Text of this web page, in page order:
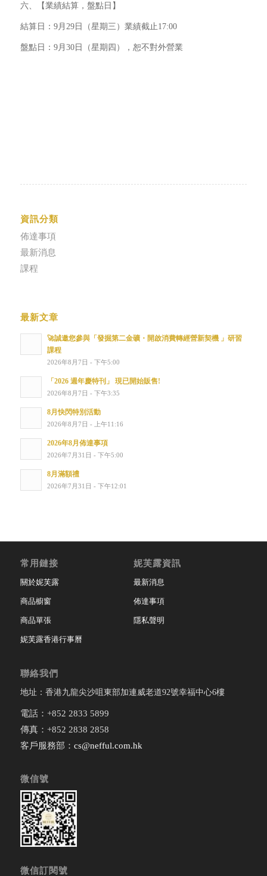
六、【業績結算，盤點日】
結算日：9月29日（星期三）業績截止17:00
盤點日：9月30日（星期四），恕不對外營業
資訊分類
佈達事項
最新消息
課程
最新文章
🚀誠邀您參與「發掘第二金礦・開啟消費轉經營新契機 」研習
課程
2026年8月7日 - 下午5:00
「2026 週年慶特刊」 現已開始販售!
2026年8月7日 - 下午3:35
8月快閃特別活動
2026年8月7日 - 上午11:16
2026年8月佈達事項
2026年7月31日 - 下午5:00
8月滿額禮
2026年7月31日 - 下午12:01
常用鏈接
關於妮芙露
商品櫥窗
商品單張
妮芙露香港行事曆
妮芙露資訊
最新消息
佈達事項
隱私聲明
聯絡我們
地址：香港九龍尖沙咀東部加連威老道92號幸福中心6樓
電話：+852 2833 5899
傳真：+852 2838 2858
客戶服務部： cs@nefful.com.hk
微信號
微信訂閱號